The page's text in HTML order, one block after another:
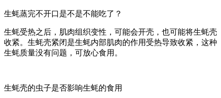
生蚝蒸完不开口是不是不能吃了？
生蚝受热之后，肌肉组织变性，可能会开壳，也可能将生蚝壳
收紧。生蚝壳紧闭是生蚝内部肌肉的作用受热导致收紧，这种
生蚝质量没有问题，可放心食用。
生蚝壳的虫子是否影响生蚝的食用